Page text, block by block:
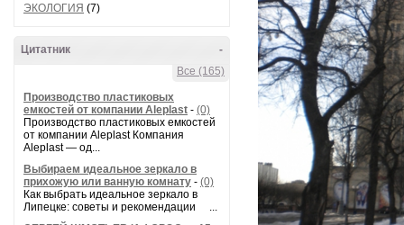
ЭКОЛОГИЯ (7)
-
Цитатник
Все (165)
Производство пластиковых
емкостей от компании Aleplast - (0)
Производство пластиковых емкостей
от компании Aleplast Компания
Aleplast — од...
Выбираем идеальное зеркало в
прихожую или ванную комнату - (0)
Как выбрать идеальное зеркало в
Липецке: советы и рекомендации ...